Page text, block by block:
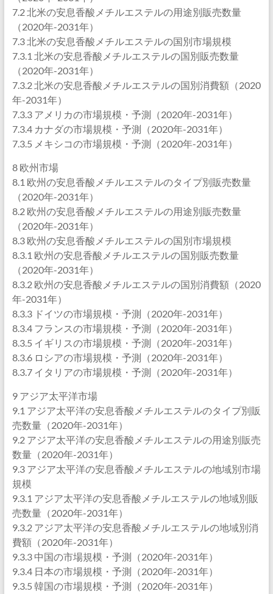
7.2 北米の安息香酸メチルエステルの用途別販売数量
（2020年-2031年）
7.3 北米の安息香酸メチルエステルの国別市場規模
7.3.1 北米の安息香酸メチルエステルの国別販売数量
（2020年-2031年）
7.3.2 北米の安息香酸メチルエステルの国別消費額（2020
年-2031年）
7.3.3 アメリカの市場規模・予測（2020年-2031年）
7.3.4 カナダの市場規模・予測（2020年-2031年）
7.3.5 メキシコの市場規模・予測（2020年-2031年）
8 欧州市場
8.1 欧州の安息香酸メチルエステルのタイプ別販売数量
（2020年-2031年）
8.2 欧州の安息香酸メチルエステルの用途別販売数量
（2020年-2031年）
8.3 欧州の安息香酸メチルエステルの国別市場規模
8.3.1 欧州の安息香酸メチルエステルの国別販売数量
（2020年-2031年）
8.3.2 欧州の安息香酸メチルエステルの国別消費額（2020
年-2031年）
8.3.3 ドイツの市場規模・予測（2020年-2031年）
8.3.4 フランスの市場規模・予測（2020年-2031年）
8.3.5 イギリスの市場規模・予測（2020年-2031年）
8.3.6 ロシアの市場規模・予測（2020年-2031年）
8.3.7 イタリアの市場規模・予測（2020年-2031年）
9 アジア太平洋市場
9.1 アジア太平洋の安息香酸メチルエステルのタイプ別販
売数量（2020年-2031年）
9.2 アジア太平洋の安息香酸メチルエステルの用途別販売
数量（2020年-2031年）
9.3 アジア太平洋の安息香酸メチルエステルの地域別市場
規模
9.3.1 アジア太平洋の安息香酸メチルエステルの地域別販
売数量（2020年-2031年）
9.3.2 アジア太平洋の安息香酸メチルエステルの地域別消
費額（2020年-2031年）
9.3.3 中国の市場規模・予測（2020年-2031年）
9.3.4 日本の市場規模・予測（2020年-2031年）
9.3.5 韓国の市場規模・予測（2020年-2031年）